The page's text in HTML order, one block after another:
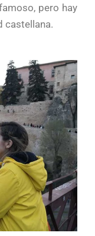
pero hay
castellana.